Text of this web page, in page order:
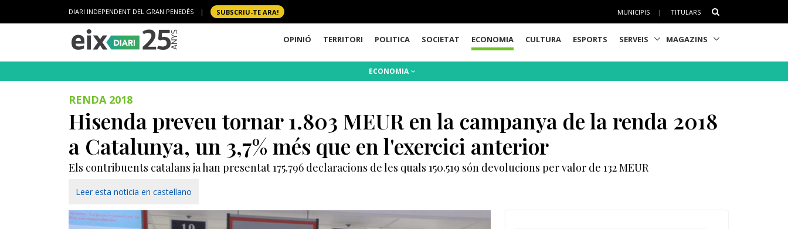
DIARI INDEPENDENT DEL GRAN PENEDÈS | SUBSCRIU-TE ARA! MUNICIPIS | TITULARS
OPINIÓ TERRITORI POLITICA SOCIETAT ECONOMIA CULTURA ESPORTS SERVEIS MAGAZINS
ECONOMIA
RENDA 2018
Hisenda preveu tornar 1.803 MEUR en la campanya de la renda 2018
a Catalunya, un 3,7% més que en l'exercici anterior
Els contribuents catalans ja han presentat 175.796 declaracions de les quals 150.519 són devolucions per valor de 132 MEUR
Leer esta noticia en castellano